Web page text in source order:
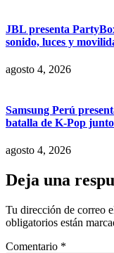
JBL presenta
sonido, luces y
agosto 4, 2026
Samsung Perú
batalla de K-Pop
agosto 4, 2026
Deja una
Tu dirección de correo
obligatorios están
Comentario *